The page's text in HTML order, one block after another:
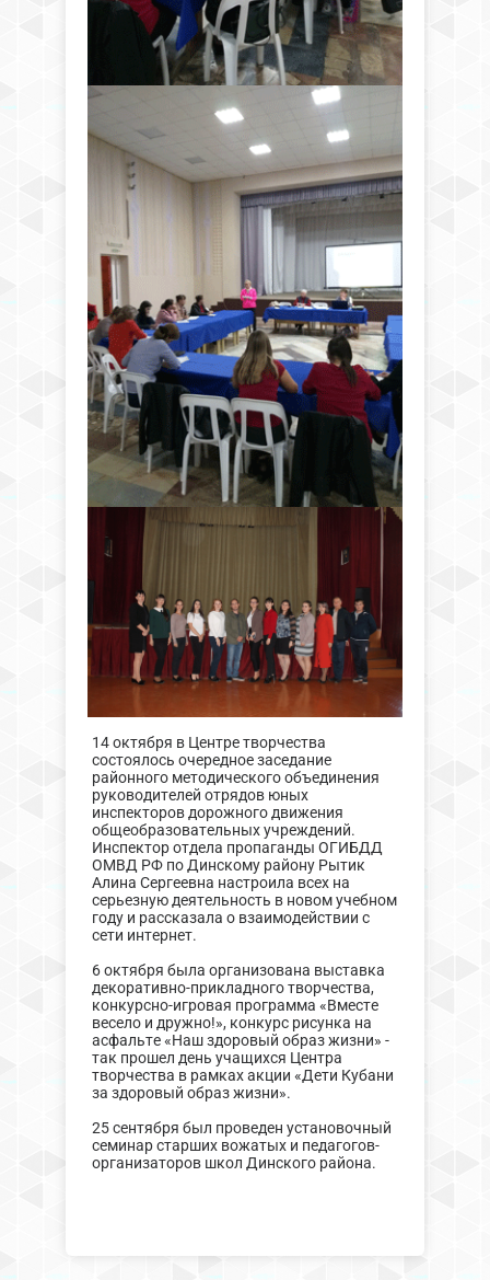
14 октября в Центре творчества
состоялось очередное заседание
районного методического объединения
руководителей отрядов юных
инспекторов дорожного движения
общеобразовательных учреждений.
Инспектор отдела пропаганды ОГИБДД
ОМВД РФ по Динскому району Рытик
Алина Сергеевна настроила всех на
серьезную деятельность в новом учебном
году и рассказала о взаимодействии с
сети интернет.
6 октября была организована выставка
декоративно-прикладного творчества,
конкурсно-игровая программа «Вместе
весело и дружно!», конкурс рисунка на
асфальте «Наш здоровый образ жизни» -
так прошел день учащихся Центра
творчества в рамках акции «Дети Кубани
за здоровый образ жизни».
25 сентября был проведен установочный
семинар старших вожатых и педагогов-
организаторов школ Динского района.